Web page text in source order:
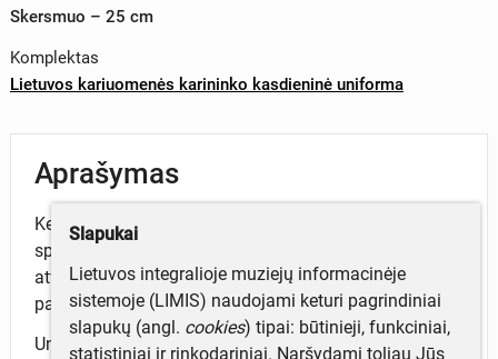
Skersmuo – 25 cm
Komplektas
Lietuvos kariuomenės karininko kasdieninė uniforma
Aprašymas
Kepurė maskuojančio rašto (rudos, žalsvos, juodos)
spalvų, apvali, šonuose ir užpakalinėje dalyje prisiūti
atvartukai. Priekyje išsiuvinėta kokarda. Viduje -
pamušalas.
Uniforma priklausė kapitonui Nerijui Kundrotui,
Slapukai
Lietuvos integralioje muziejų informacinėje
sistemoje (LIMIS) naudojami keturi pagrindiniai
slapukų (angl. cookies) tipai: būtinieji, funkciniai,
statistiniai ir rinkodariniai. Naršydami toliau Jūs